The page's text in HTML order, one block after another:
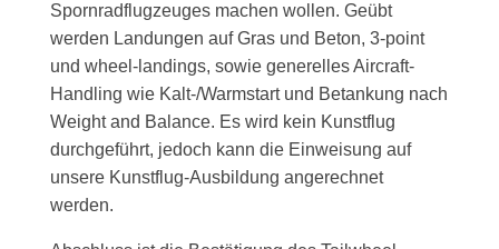
Spornradflugzeuges machen wollen. Geübt
werden Landungen auf Gras und Beton, 3-point
und wheel-landings, sowie generelles Aircraft-
Handling wie Kalt-/Warmstart und Betankung nach
Weight and Balance. Es wird kein Kunstflug
durchgeführt, jedoch kann die Einweisung auf
unsere Kunstflug-Ausbildung angerechnet
werden.